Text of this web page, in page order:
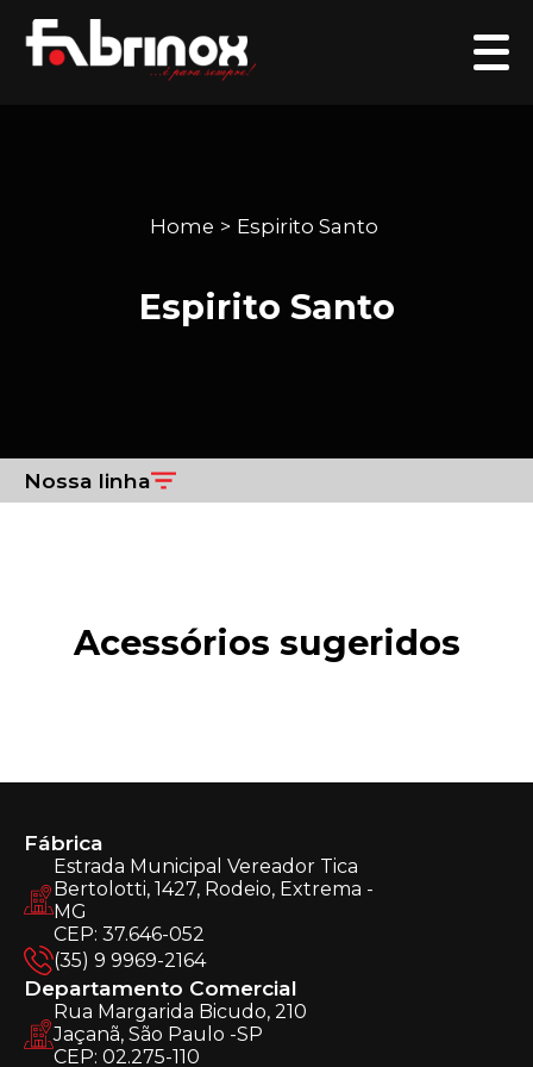
Home > Espirito Santo
Espirito Santo
Nossa linha
Acessórios sugeridos
Fábrica
Estrada Municipal Vereador Tica
Bertolotti, 1427, Rodeio, Extrema -
MG
CEP: 37.646-052
(35) 9 9969-2164
Departamento Comercial
Rua Margarida Bicudo, 210
Jaçanã, São Paulo -SP
CEP: 02.275-110